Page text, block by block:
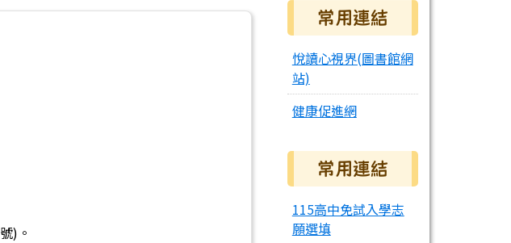
)。
常用連結
悅讀心視界(圖書館網
站)
健康促進網
常用連結
115高中免試入學志
願選填